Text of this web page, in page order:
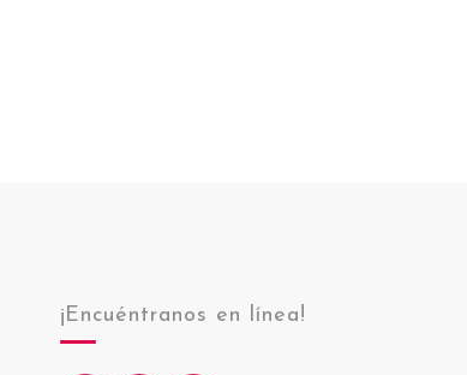
¡Encuéntranos en línea!